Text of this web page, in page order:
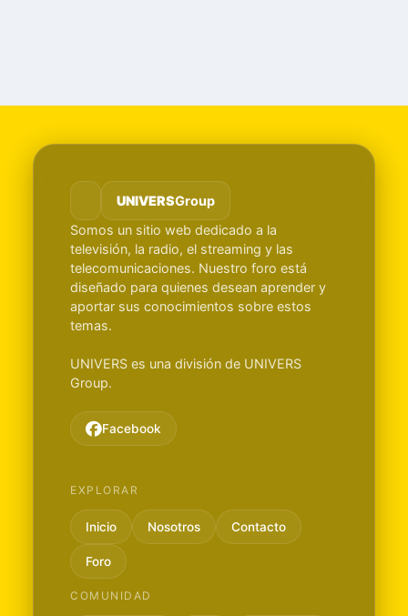
UNIVERSGroup
Somos un sitio web dedicado a la
televisión, la radio, el streaming y las
telecomunicaciones. Nuestro foro está
diseñado para quienes desean aprender y
aportar sus conocimientos sobre estos
temas.
UNIVERS es una división de UNIVERS
Group.
Facebook
EXPLORAR
Inicio Nosotros Contacto
Foro
COMUNIDAD